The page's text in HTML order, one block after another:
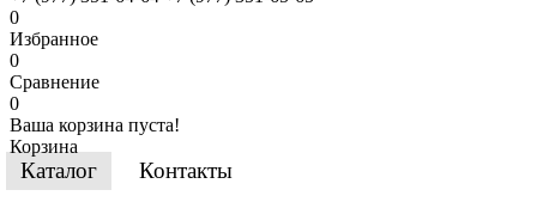
0
Избранное
0
Сравнение
0
Ваша корзина пуста!
Корзина
Каталог Контакты